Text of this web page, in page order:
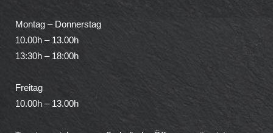
Montag – Donnerstag
10.00h – 13.00h
13:30h – 18:00h
Freitag
10.00h – 13.00h